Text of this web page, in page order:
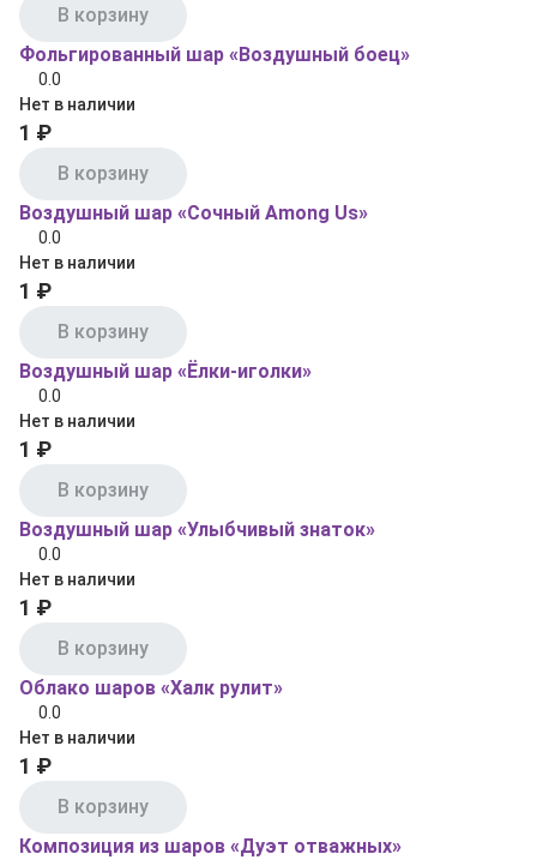
В корзину
Фольгированный шар «Воздушный боец»
0.0
Нет в наличии
1 ₽
В корзину
Воздушный шар «Сочный Among Us»
0.0
Нет в наличии
1 ₽
В корзину
Воздушный шар «Ёлки‑иголки»
0.0
Нет в наличии
1 ₽
В корзину
Воздушный шар «Улыбчивый знаток»
0.0
Нет в наличии
1 ₽
В корзину
Облако шаров «Халк рулит»
0.0
Нет в наличии
1 ₽
В корзину
Композиция из шаров «Дуэт отважных»